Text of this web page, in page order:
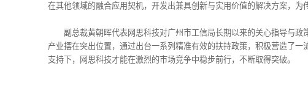
在其他领域的融合应用契机，开发出兼具创新与实用价值的解决方案，为
副总裁黄朝晖代表网思科技对广州市工信局长期以来的关心指导与
产业摆在突出位置，通过出台一系列精准有效的扶持政策，积极营造了
支持下，网思科技才能在激烈的市场竞争中稳步前行，不断取得突破。